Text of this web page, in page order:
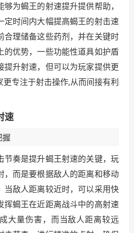
为蝎王的射速提升提供帮助，
定时间内大幅提高蝎王的射击速
合理储备这些药剂，并在关键时
的优势，一些功能性道具如护盾
提升射速，但可以为玩家提供更
专注于射击操作,从而间接有利
速
握
节奏是提升蝎王射速的关键，玩
，而是要根据敌人的距离和移动
当敌人距离较近时，可以采用快
挥蝎王在近距离战斗中的高射速
大量伤害，而当敌人距离较远